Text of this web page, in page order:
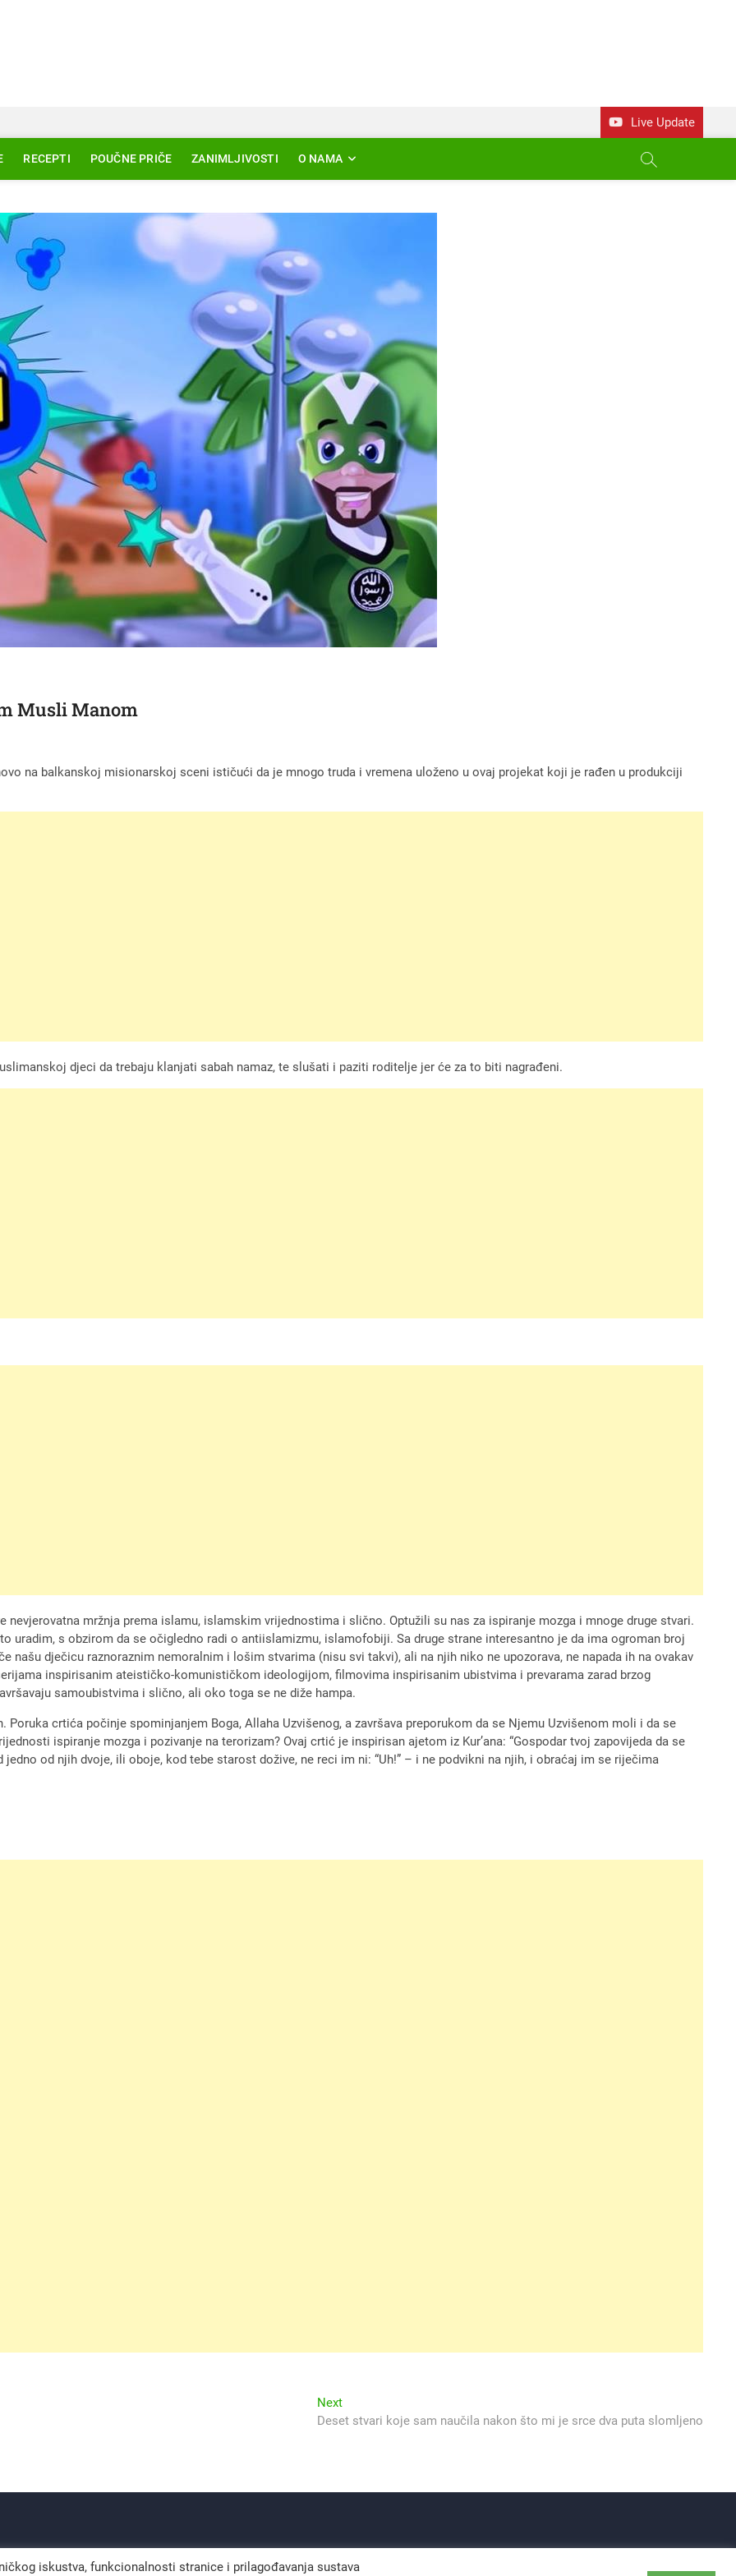
Live Update
RECEPTI POUČNE PRIČE ZANIMLJIVOSTI O NAMA
Musli Manom
na balkanskoj misionarskoj sceni ističući da je mnogo truda i vremena uloženo u ovaj projekat koji je rađen u produkciji
djeci da trebaju klanjati sabah namaz, te slušati i paziti roditelje jer će za to biti nagrađeni.
mržnja prema islamu, islamskim vrijednostima i slično. Optužili su nas za ispiranje mozga i mnoge druge stvari.
uradim, s obzirom da se očigledno radi o antiislamizmu, islamofobiji. Sa druge strane interesantno je da ima ogroman broj
našu dječicu raznoraznim nemoralnim i lošim stvarima (nisu svi takvi), ali na njih niko ne upozorava, ne napada ih na ovakav
inspirisanim ateističko-komunističkom ideologijom, filmovima inspirisanim ubistvima i prevarama zarad brzog
samoubistvima i slično, ali oko toga se ne diže hampa.
crtića počinje spominjanjem Boga, Allaha Uzvišenog, a završava preporukom da se Njemu Uzvišenom moli i da se
ispiranje mozga i pozivanje na terorizam? Ovaj crtić je inspirisan ajetom iz Kur’ana: “Gospodar tvoj zapovijeda da se
od njih dvoje, ili oboje, kod tebe starost dožive, ne reci im ni: “Uh!” – i ne podvikni na njih, i obraćaj im se riječima
NextNext
post:
Deset stvari koje sam naučila nakon što mi je srce dva puta slomljeno
iskustva, funkcionalnosti stranice i prilagođavanja sustava